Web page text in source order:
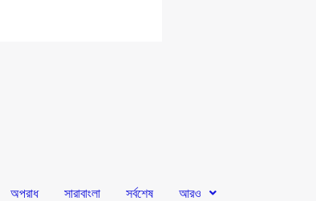
অপরাধ সারাবাংলা সর্বশেষ আরও